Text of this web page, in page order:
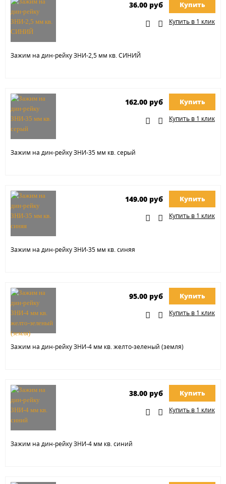
Зажим на дин-рейку ЗНИ-2,5 мм кв. СИНИЙ
36.00 руб Купить
Купить в 1 клик
Зажим на дин-рейку ЗНИ-35 мм кв. серый
162.00 руб Купить
Купить в 1 клик
Зажим на дин-рейку ЗНИ-35 мм кв. синяя
149.00 руб Купить
Купить в 1 клик
Зажим на дин-рейку ЗНИ-4 мм кв. желто-зеленый (земля)
95.00 руб Купить
Купить в 1 клик
Зажим на дин-рейку ЗНИ-4 мм кв. синий
38.00 руб Купить
Купить в 1 клик